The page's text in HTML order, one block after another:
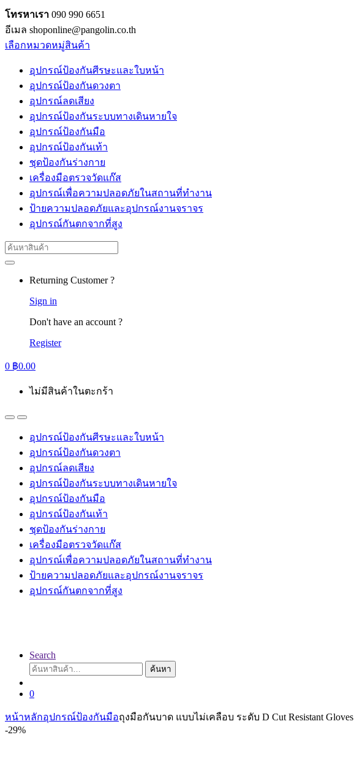
โทรหาเรา 090 990 6651
อีเมล shoponline@pangolin.co.th
เลือกหมวดหมู่สินค้า
อุปกรณ์ป้องกันศีรษะและใบหน้า
อุปกรณ์ป้องกันดวงตา
อุปกรณ์ลดเสียง
อุปกรณ์ป้องกันระบบทางเดินหายใจ
อุปกรณ์ป้องกันมือ
อุปกรณ์ป้องกันเท้า
ชุดป้องกันร่างกาย
เครื่องมือตรวจวัดแก๊ส
อุปกรณ์เพื่อความปลอดภัยในสถานที่ทำงาน
ป้ายความปลอดภัยและอุปกรณ์งานจราจร
อุปกรณ์กันตกจากที่สูง
Search
for:
Returning Customer ?
Sign in
Don't have an account ?
Register
0 ฿0.00
ไม่มีสินค้าในตะกร้า
อุปกรณ์ป้องกันศีรษะและใบหน้า
อุปกรณ์ป้องกันดวงตา
อุปกรณ์ลดเสียง
อุปกรณ์ป้องกันระบบทางเดินหายใจ
อุปกรณ์ป้องกันมือ
อุปกรณ์ป้องกันเท้า
ชุดป้องกันร่างกาย
เครื่องมือตรวจวัดแก๊ส
อุปกรณ์เพื่อความปลอดภัยในสถานที่ทำงาน
ป้ายความปลอดภัยและอุปกรณ์งานจราจร
อุปกรณ์กันตกจากที่สูง
Search
ค้นหา:
ค้นหา
0
หน้าหลักอุปกรณ์ป้องกันมือถุงมือกันบาด แบบไม่เคลือบ ระดับ D Cut Resistant Gloves
-29%